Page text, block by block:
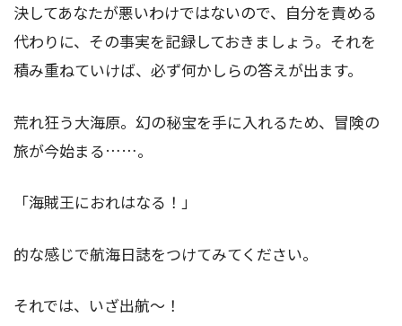
決してあなたが悪いわけではないので、自分を責める
代わりに、その事実を記録しておきましょう。それを
積み重ねていけば、必ず何かしらの答えが出ます。
荒れ狂う大海原。幻の秘宝を手に入れるため、冒険の
旅が今始まる……。
「海賊王におれはなる！」
的な感じで航海日誌をつけてみてください。
それでは、いざ出航～！